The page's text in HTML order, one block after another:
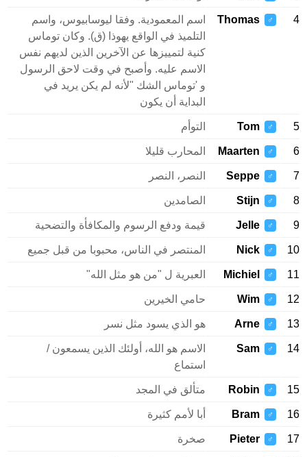
4
♂
Thomas
اسم المعمودية. وفقا ليوسابيوس، واسم
التلميذ في الواقع يهوذا (ق). وكان توماس
كنية لتمييزها عن الآخرين الذين لديهم نفس
الاسم عليه. وأصبح في وقت لاحق الرسول
و 'توماس الشك "لأنه لم يكن يريد في
البداية أن يكون
5
♂
Tom التوأم
6
♂
Maarten المحارب قليلا
7
♂
Seppe النصر، النصر
8
♂
Stijn الصامدين
9
♂
Jelle قيمة ودفع الرسوم والمكافأة والتضحية
10
♂
Nick المنتصر في الناس، محبوبا من قبل جميع
11
♂
Michiel العبرية ل "من هو مثل الله"
12
♂
Wim حامي الخيرين
13
♂
Arne هو الذي يسود مثل نسر
14
♂
Sam
الاسم هو الله، أولئك الذين يسمعون /
استماع
15
♂
Robin متألق في المجد
16
♂
Bram أبا لأمم كثيرة
17
♂
Pieter صخرة